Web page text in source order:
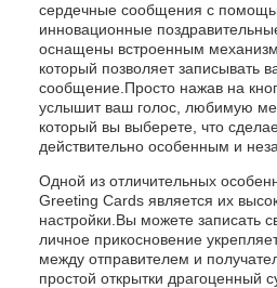
сердечные сообщения с
инновационные
оснащены встроенным
который позволяет записывать
сообщение.Просто нажав на
услышит ваш голос, любимую
который вы выберете, что
действительно особенным и
Одной из отличительных
Greeting Cards является их
настройки.Вы можете записать
личное прикосновение
между отправителем и
простой открытки драгоценный